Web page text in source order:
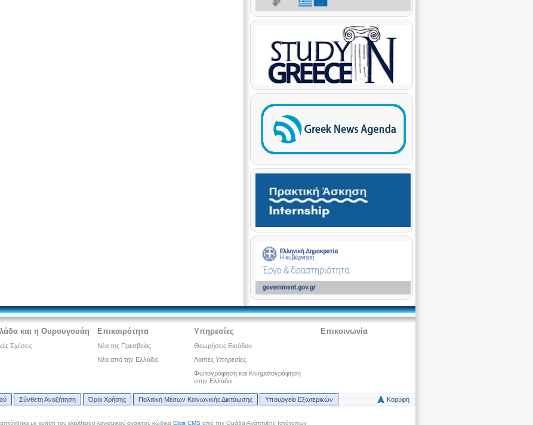
και η Ουρουγουάη
Σχέσεις
Επικαιρότητα
Νέα της Πρεσβείας
Νέα από την Ελλάδα
Υπηρεσίες
Θεωρήσεις Εισόδου
Λοιπές Υπηρεσίες
Φωτογράφηση και Κινηματογράφηση
στην Ελλάδα
Επικοινωνία
Σύνθετη Αναζήτηση Όροι Χρήσης Πολιτική Μέσων Κοινωνικής Δικτύωσης Υπουργείο Εξωτερικών Κορυφή
με χρήση του ελεύθερου λογισμικού ανοικτού κώδικα Elxis CMS από την Ομάδα Ανάπτυξης Ιστότοπων